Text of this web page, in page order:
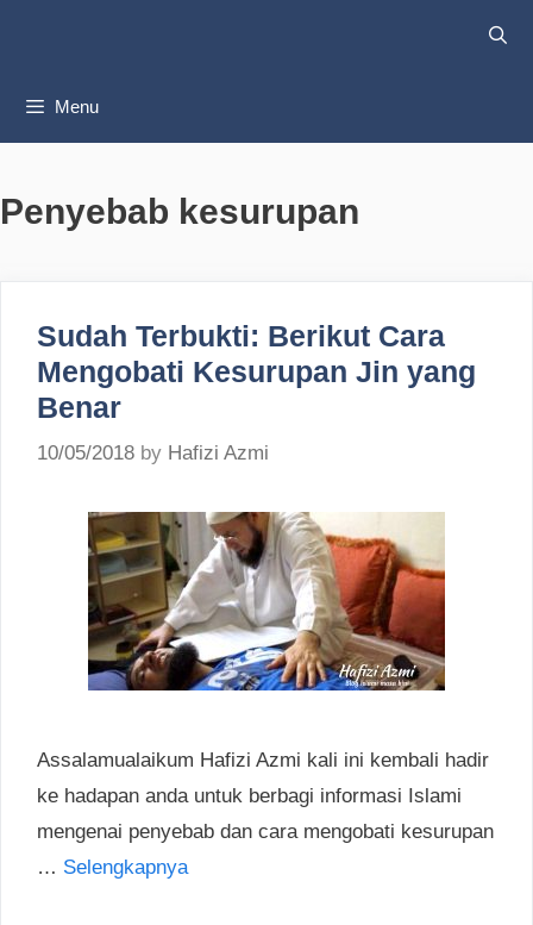
Menu
Penyebab kesurupan
Sudah Terbukti: Berikut Cara
Mengobati Kesurupan Jin yang
Benar
10/05/2018 by Hafizi Azmi
Assalamualaikum Hafizi Azmi kali ini kembali hadir
ke hadapan anda untuk berbagi informasi Islami
mengenai penyebab dan cara mengobati kesurupan
… Selengkapnya